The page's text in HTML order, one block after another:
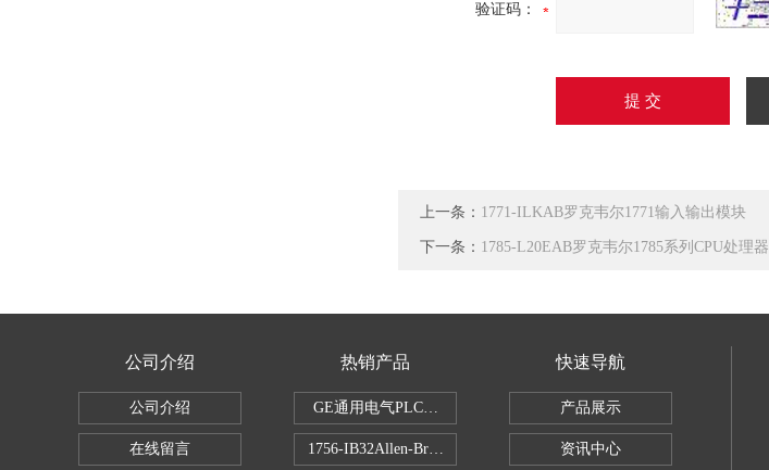
验证码：
上一条： 1771-ILKAB罗克韦尔1771输入输出模块
下一条： 1785-L20EAB罗克韦尔1785系列CPU处理器
公司介绍
公司介绍
在线留言
热销产品
GE通用电气PLC控制器
1756-IB32Allen-Bradley1756IB32数字量直流输入模块
快速导航
产品展示
资讯中心